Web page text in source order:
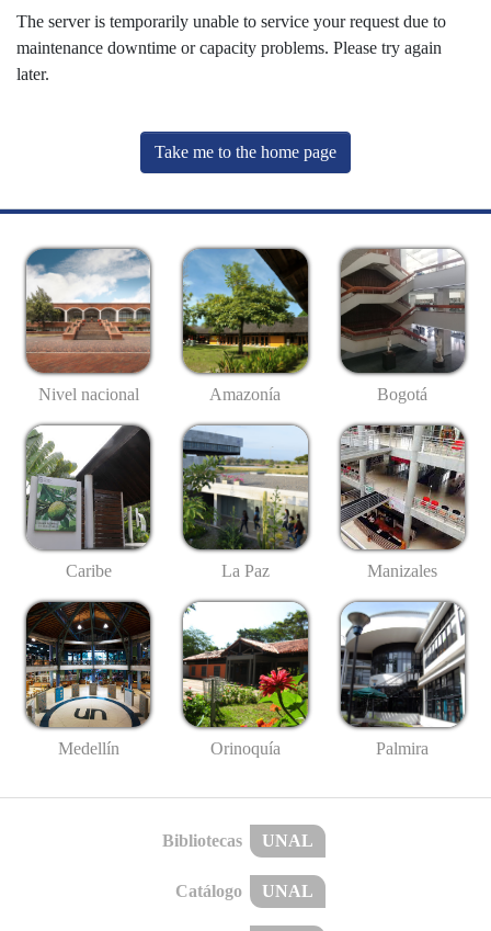
The server is temporarily unable to service your request due to
maintenance downtime or capacity problems. Please try again
later.
Take me to the home page
Nivel nacional Amazonía Bogotá
Caribe La Paz Manizales
Medellín Orinoquía Palmira
Bibliotecas UNAL
Catálogo UNAL